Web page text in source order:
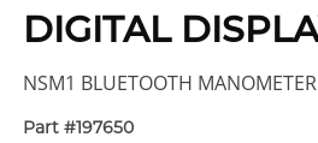
DIGITAL
NSM1 BLUETOOTH
Part #197650